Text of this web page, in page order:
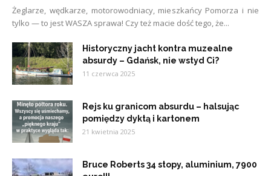
Żeglarze, wędkarze, motorowodniacy, mieszkańcy Pomorza i nie
tylko — to jest WASZA sprawa! Czy też macie dość tego, że...
Historyczny jacht kontra muzealne
absurdy – Gdańsk, nie wstyd Ci?
11 czerwca 2025
Rejs ku granicom absurdu – halsując
pomiędzy dyktą i kartonem
21 kwietnia 2025
Bruce Roberts 34 stopy, aluminium, 7900